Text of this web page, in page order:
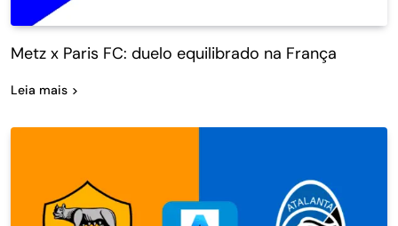
Metz x Paris FC: duelo equilibrado na França
Leia mais